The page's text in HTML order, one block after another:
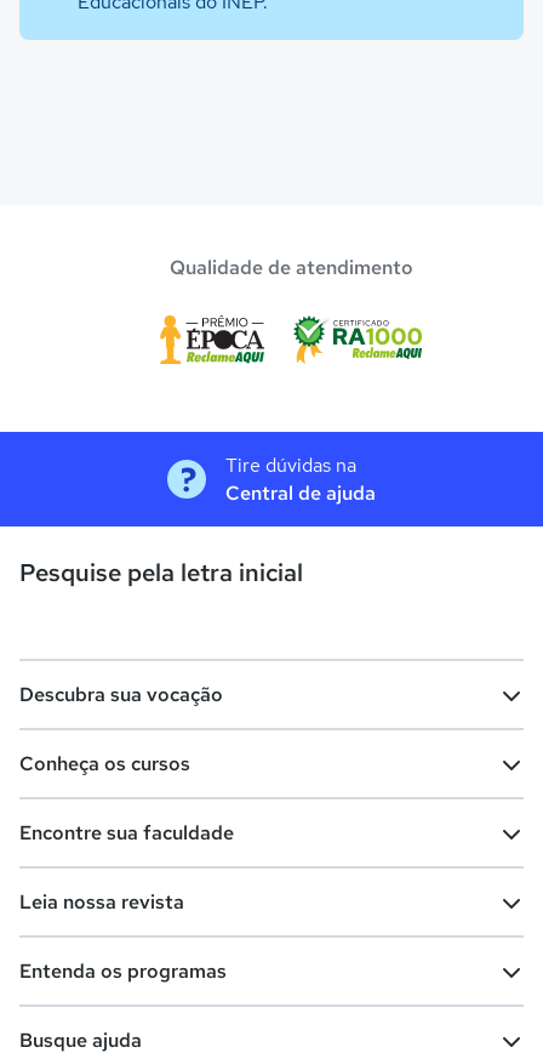
Qualidade de atendimento
Tire dúvidas na
Central de ajuda
Pesquise pela letra inicial
Descubra sua vocação
Conheça os cursos
Cursos técnicos
Escolas
Encontre sua faculdade
Comunidade Quero
Leia nossa revista
Entenda os programas
Busque ajuda